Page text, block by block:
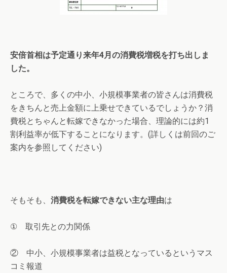
安倍首相は予定通り来年4月の消費税増税を打ち出しま
した。
ところで、多くの中小、小規模事業者の皆さんは消費税
をきちんと売上金額に上乗せできているでしょうか？消
費税とちゃんと転嫁できなかった場合、理論的には約1
割利益率が低下することになります。(詳しくは前回のご
案内を参照してください)
そもそも、 消費税を転嫁できない主な理由は
① 取引先との力関係
② 中小、小規模事業者は益税となっているというマス
コミ報道